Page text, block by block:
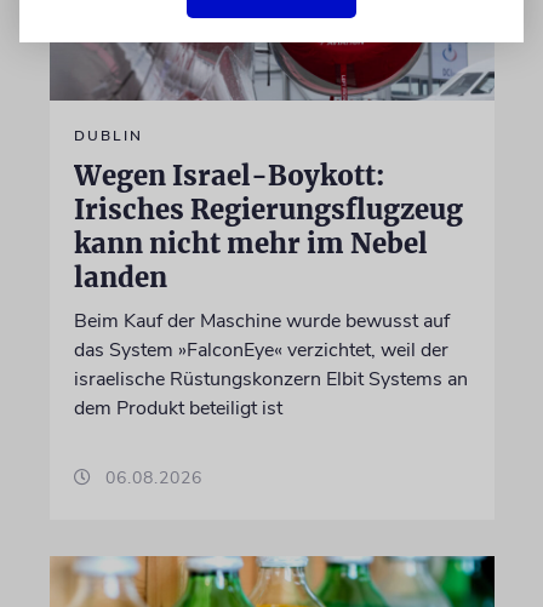
DUBLIN
Wegen Israel-Boykott:
Irisches Regierungsflugzeug
kann nicht mehr im Nebel
landen
Beim Kauf der Maschine wurde bewusst auf
das System »FalconEye« verzichtet, weil der
israelische Rüstungskonzern Elbit Systems an
dem Produkt beteiligt ist
06.08.2026